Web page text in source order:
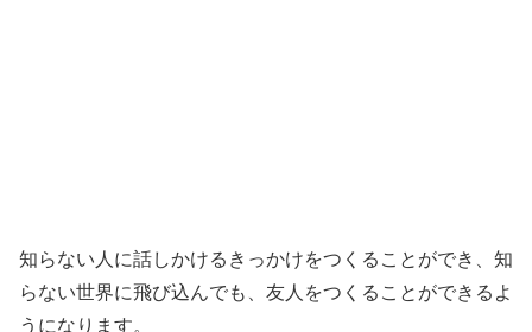
知らない人に話しかけるきっかけをつくることができ、知
らない世界に飛び込んでも、友人をつくることができるよ
うになります。